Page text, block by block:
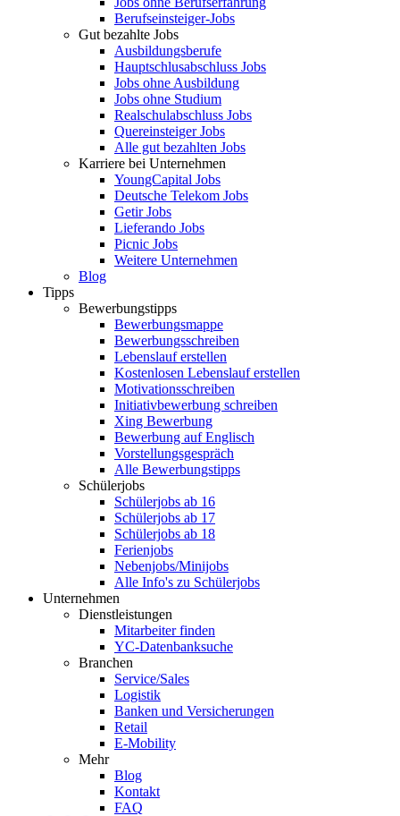
Berufseinsteiger-Jobs
Gut bezahlte Jobs
Ausbildungsberufe
Hauptschlusabschluss Jobs
Jobs ohne Ausbildung
Jobs ohne Studium
Realschulabschluss Jobs
Quereinsteiger Jobs
Alle gut bezahlten Jobs
Karriere bei Unternehmen
YoungCapital Jobs
Deutsche Telekom Jobs
Getir Jobs
Lieferando Jobs
Picnic Jobs
Weitere Unternehmen
Blog
Tipps
Bewerbungstipps
Bewerbungsmappe
Bewerbungsschreiben
Lebenslauf erstellen
Kostenlosen Lebenslauf erstellen
Motivationsschreiben
Initiativbewerbung schreiben
Xing Bewerbung
Bewerbung auf Englisch
Vorstellungsgespräch
Alle Bewerbungstipps
Schülerjobs
Schülerjobs ab 16
Schülerjobs ab 17
Schülerjobs ab 18
Ferienjobs
Nebenjobs/Minijobs
Alle Info's zu Schülerjobs
Unternehmen
Dienstleistungen
Mitarbeiter finden
YC-Datenbanksuche
Branchen
Service/Sales
Logistik
Banken und Versicherungen
Retail
E-Mobility
Mehr
Blog
Kontakt
FAQ